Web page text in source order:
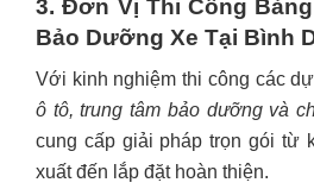
3. Đơn Vị Thi Công
Bảo Dưỡng Xe Tại Bình
Với kinh nghiệm thi công các
ô tô, trung tâm bảo dưỡng và
cung cấp giải pháp trọn gói từ
xuất đến lắp đặt hoàn thiện.